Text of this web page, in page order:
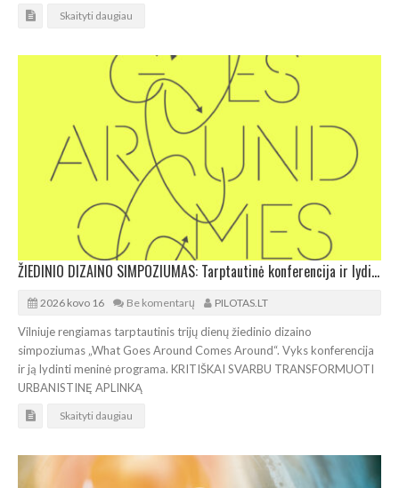
Skaityti daugiau
ŽIEDINIO DIZAINO SIMPOZIUMAS: Tarptautinė konferencija ir lydinti meninė programa
2026 kovo 16 Be komentarų PILOTAS.LT
Vilniuje rengiamas tarptautinis trijų dienų žiedinio dizaino
simpoziumas „What Goes Around Comes Around“. Vyks konferencija
ir ją lydinti meninė programa. KRITIŠKAI SVARBU TRANSFORMUOTI
URBANISTINĘ APLINKĄ
Skaityti daugiau